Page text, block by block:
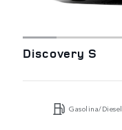
Discovery S
Gasolina/Diesel